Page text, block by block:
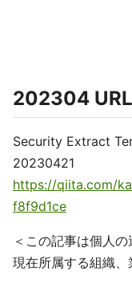
202304
Security Extract
20230421
https://qiita.com/
f8f9d1ce
＜この記事は個人
現在所属する組織、